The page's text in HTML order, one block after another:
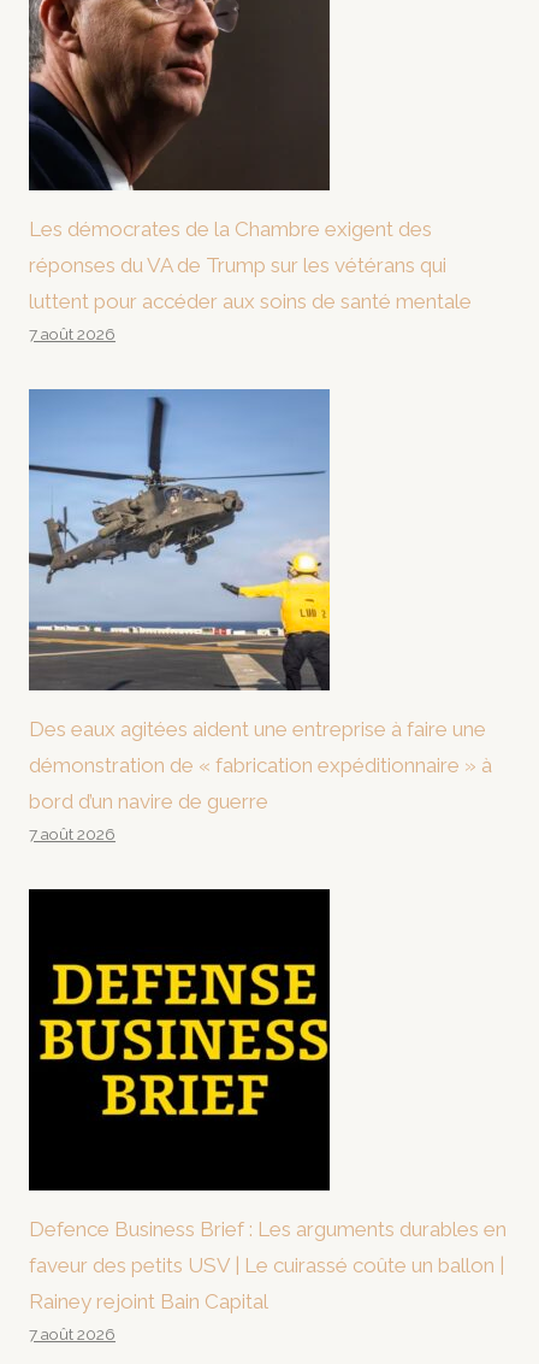
Les démocrates de la Chambre exigent des
réponses du VA de Trump sur les vétérans qui
luttent pour accéder aux soins de santé mentale
7 août 2026
Des eaux agitées aident une entreprise à faire une
démonstration de « fabrication expéditionnaire » à
bord d’un navire de guerre
7 août 2026
Defence Business Brief : Les arguments durables en
faveur des petits USV | Le cuirassé coûte un ballon |
Rainey rejoint Bain Capital
7 août 2026